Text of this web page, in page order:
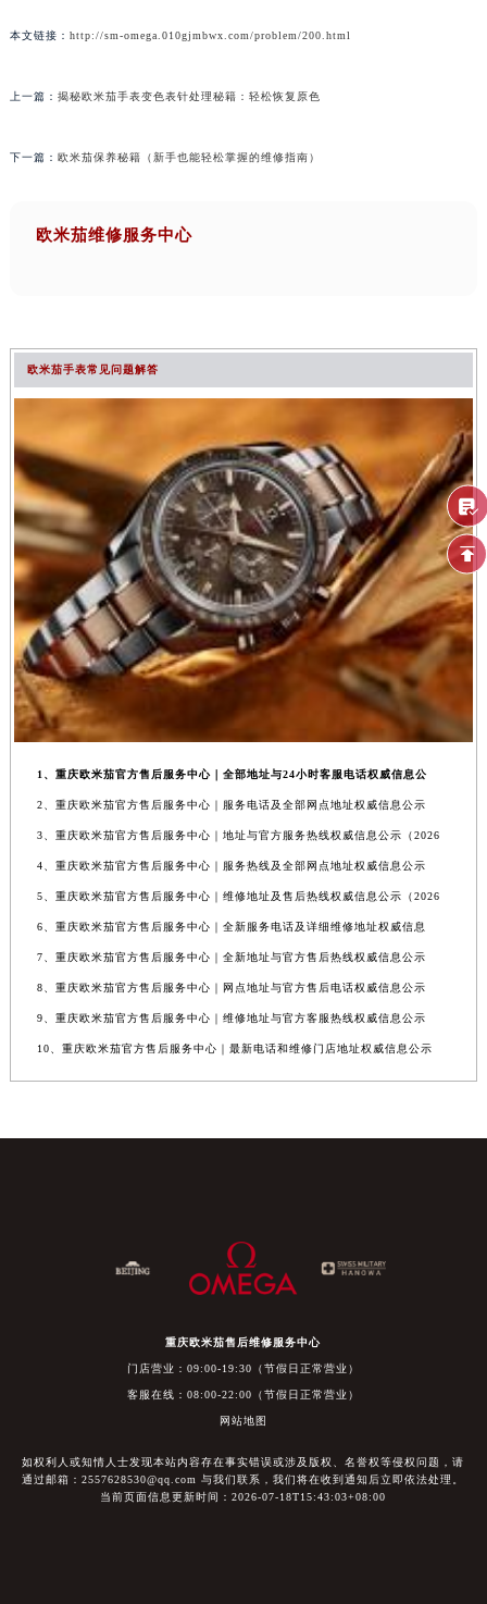
本文链接： http://sm-omega.010gjmbwx.com/problem/200.html
上一篇： 揭秘欧米茄手表变色表针处理秘籍：轻松恢复原色
下一篇： 欧米茄保养秘籍（新手也能轻松掌握的维修指南）
欧米茄维修服务中心
欧米茄手表常见问题解答
1、重庆欧米茄官方售后服务中心｜全部地址与24小时客服电话权威信息公
2、重庆欧米茄官方售后服务中心｜服务电话及全部网点地址权威信息公示
3、重庆欧米茄官方售后服务中心｜地址与官方服务热线权威信息公示（2026
4、重庆欧米茄官方售后服务中心｜服务热线及全部网点地址权威信息公示
5、重庆欧米茄官方售后服务中心｜维修地址及售后热线权威信息公示（2026
6、重庆欧米茄官方售后服务中心｜全新服务电话及详细维修地址权威信息
7、重庆欧米茄官方售后服务中心｜全新地址与官方售后热线权威信息公示
8、重庆欧米茄官方售后服务中心｜网点地址与官方售后电话权威信息公示
9、重庆欧米茄官方售后服务中心｜维修地址与官方客服热线权威信息公示
10、重庆欧米茄官方售后服务中心｜最新电话和维修门店地址权威信息公示
重庆欧米茄售后维修服务中心
门店营业：09:00-19:30（节假日正常营业）
客服在线：08:00-22:00（节假日正常营业）
网站地图
如权利人或知情人士发现本站内容存在事实错误或涉及版权、名誉权等侵权问题，请
通过邮箱：2557628530@qq.com 与我们联系，我们将在收到通知后立即依法处理。
当前页面信息更新时间：2026-07-18T15:43:03+08:00